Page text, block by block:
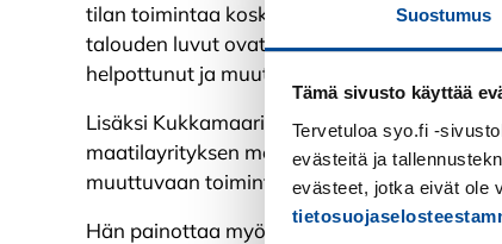
Suostumus
Tämä sivusto käyttää
Tervetuloa syo.fi -
evästeitä ja
evästeet, jotka eivät ole
tilan toimintaa koskevien päätösten on
talouden luvut ovat aiempaa paremmin
helpottunut ja muuttunut luontevammaksi.
Lisäksi Kukkamaaria korostaa jatkuvan
maatilayrityksen menestyksen perustana.
muuttuvaan toimintaympäristöön auttaa
Hän painottaa myös oikean asenteen